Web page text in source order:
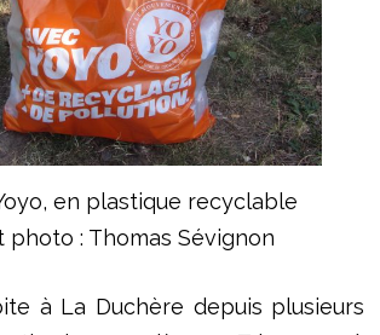
en plastique recyclable
photo : Thomas Sévignon
à La Duchère depuis plusieurs